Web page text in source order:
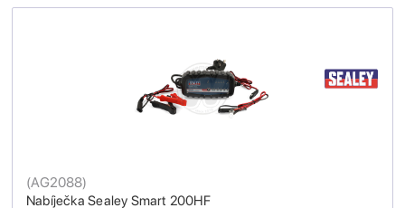
Nabíječka Sealey Smart 200HF
(AG2088)